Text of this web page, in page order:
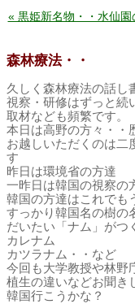
« 黒姫新名物・・水仙園
森林療法・・
久しく森林療法の話し
視察・研修はずっと続
取材なども頻繁です。
本日は高野の方々・・
お越しいただくのは二
す
昨日は環境省の方達
一昨日は韓国の視察の
韓国の方達はこれでも
すっかり韓国名の樹の
だいたい「ナム」がつ
カレナム
カツラナム・・など
今回も大学教授や林野
植生の違いなどお聞き
韓国行こうかな？